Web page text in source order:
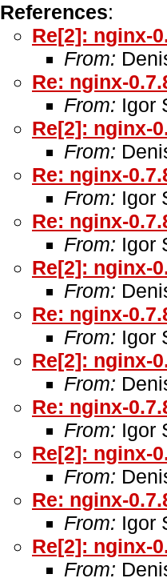
References:
Re[2]: nginx-
From:
Re: nginx-
From: Igor
Re[2]: nginx-
From:
Re: nginx-
From: Igor
Re: nginx-
From: Igor
Re[2]: nginx-
From:
Re: nginx-
From: Igor
Re[2]: nginx-
From:
Re: nginx-
From: Igor
Re[2]: nginx-
From:
Re: nginx-
From: Igor
Re[2]: nginx-
From: